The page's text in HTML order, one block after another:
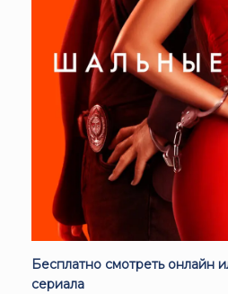
Бесплатно смотреть онлайн
сериала